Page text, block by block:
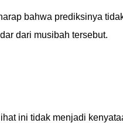
bahwa prediksinya
dari musibah tersebut.
ini tidak menjadi